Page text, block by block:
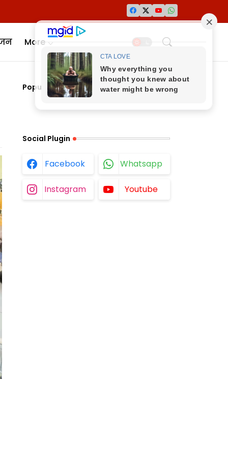
More
Popular Posts
Social Plugin
Facebook Whatsapp
Instagram Youtube